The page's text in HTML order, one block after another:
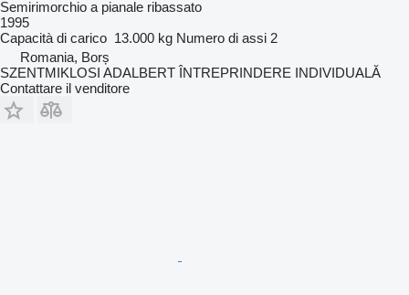
Semirimorchio a pianale ribassato
1995
Capacità di carico 13.000 kg Numero di assi 2
Romania, Borș
SZENTMIKLOSI ADALBERT ÎNTREPRINDERE INDIVIDUALĂ
Contattare il venditore